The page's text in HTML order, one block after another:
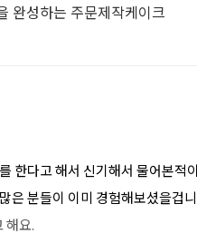
완성하는 주문제작케이크
한다고 해서 신기해서 물어본적
은 분들이 이미 경험해보셨을겁
해요.